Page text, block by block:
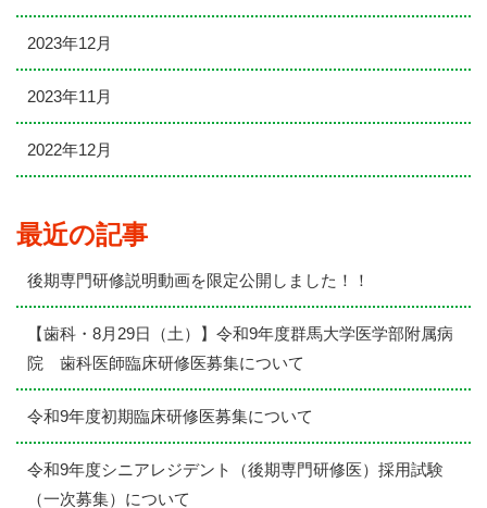
2023年12月
2023年11月
2022年12月
最近の記事
後期専門研修説明動画を限定公開しました！！
【歯科・8月29日（土）】令和9年度群馬大学医学部附属病
院 歯科医師臨床研修医募集について
令和9年度初期臨床研修医募集について
令和9年度シニアレジデント（後期専門研修医）採用試験
（一次募集）について